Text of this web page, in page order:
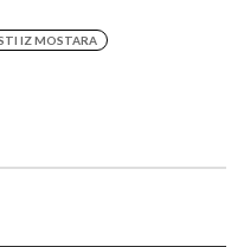
IZ MOSTARA